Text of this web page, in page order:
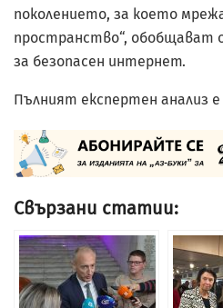
поколението, за което
пространство“, обобщават
за безопасeн интернет.
Пълният експертен анализ
Свързани статии: